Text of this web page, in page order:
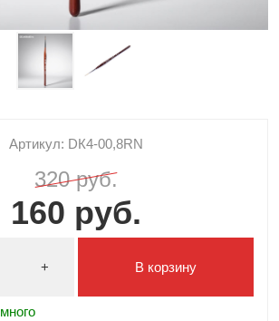
Артикул: DК4-00,8RN
320 руб.
160 руб.
+
много
В корзину